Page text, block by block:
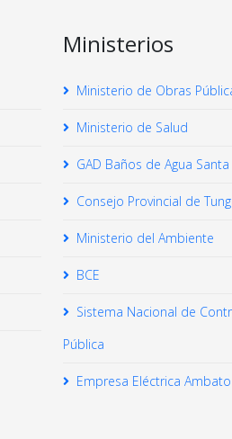
Ministerios
Ministerio de Obras
Ministerio de Salud
GAD Baños de Agua Santa
Consejo Provincial de
Ministerio del Ambiente
BCE
Sistema Nacional de
Pública
Empresa Eléctrica Ambato